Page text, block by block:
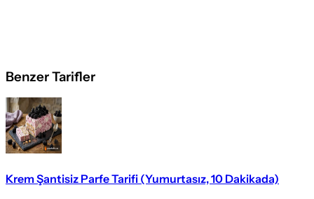
Benzer Tarifler
Krem Şantisiz Parfe Tarifi (Yumurtasız, 10 Dakikada)